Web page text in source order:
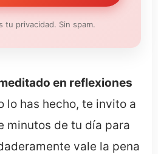
tu privacidad. Sin spam.
en reflexiones
lo has hecho, te invito a
minutos de tu día para
vale la pena